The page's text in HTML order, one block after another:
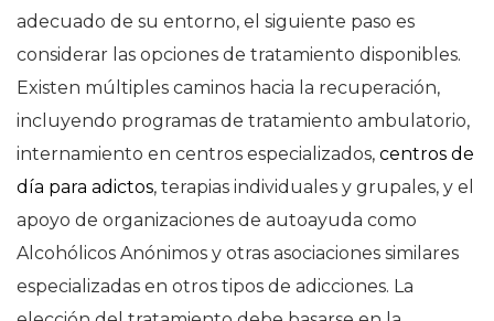
adecuado de su entorno, el siguiente paso es
considerar las opciones de tratamiento disponibles.
Existen múltiples caminos hacia la recuperación,
incluyendo programas de tratamiento ambulatorio,
internamiento en centros especializados, centros de
día para adictos, terapias individuales y grupales, y el
apoyo de organizaciones de autoayuda como
Alcohólicos Anónimos y otras asociaciones similares
especializadas en otros tipos de adicciones. La